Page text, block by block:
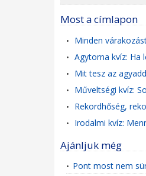
Most a címlapon
• Minden
• Agytorna kvíz: Ha
• Mit tesz az
• Műveltségi kvíz:
• Rekordhőség,
• Irodalmi kvíz:
Ajánljuk még
• Pont most nem